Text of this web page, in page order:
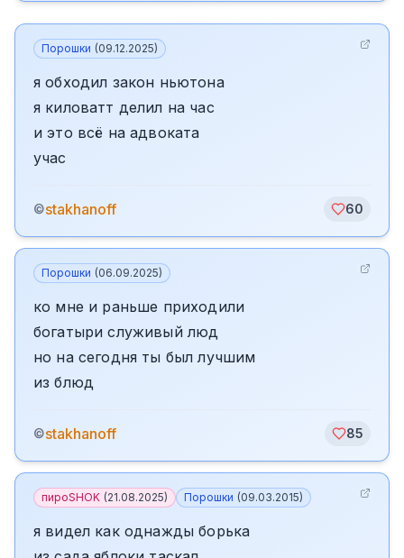
Порошки (09.12.2025)
я обходил закон ньютона
я киловатт делил на час
и это всё на адвоката
учас
©stakhanoff 60
Порошки (06.09.2025)
ко мне и раньше приходили
богатыри служивый люд
но на сегодня ты был лучшим
из блюд
©stakhanoff 85
пироSHOK (21.08.2025) Порошки (09.03.2015)
я видел как однажды борька